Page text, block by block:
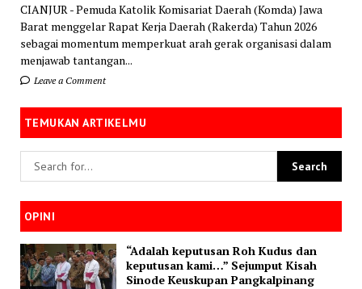
CIANJUR - Pemuda Katolik Komisariat Daerah (Komda) Jawa
Barat menggelar Rapat Kerja Daerah (Rakerda) Tahun 2026
sebagai momentum memperkuat arah gerak organisasi dalam
menjawab tantangan...
Leave a Comment
TEMUKAN ARTIKELMU
OPINI
“Adalah keputusan Roh Kudus dan
keputusan kami…” Sejumput Kisah
Sinode Keuskupan Pangkalpinang